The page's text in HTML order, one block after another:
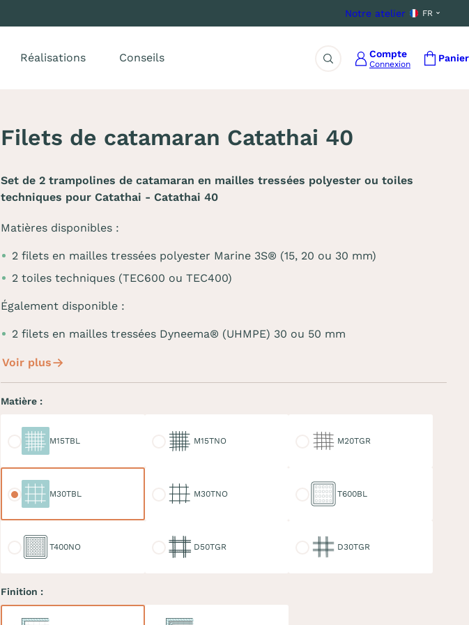
Notre atelier FR
Réalisations Conseils
Rechercher
Compte
Connexion
Panier
Filets de catamaran Catathai 40
Set de 2 trampolines de catamaran en mailles tressées polyester ou toiles
techniques pour Catathai - Catathai 40
Matières disponibles :
2 filets en mailles tressées polyester Marine 3S® (15, 20 ou 30 mm)
2 toiles techniques (TEC600 ou TEC400)
Également disponible :
2 filets en mailles tressées Dyneema® (UHMPE) 30 ou 50 mm
Voir plus
Matière :
M15TBL M15TNO M20TGR
M30TBL M30TNO T600BL
T400NO D50TGR D30TGR
Finition :